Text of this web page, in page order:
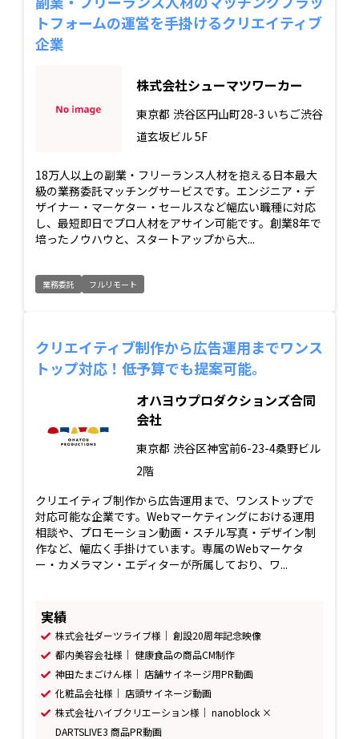
トフォームの運営を手掛けるクリエイティブ
企業
株式会社シューマツワーカー
東京都 渋谷区円山町28-3 いちご渋谷
道玄坂ビル 5F
18万人以上の副業・フリーランス人材を抱える日本最大
級の業務委託マッチングサービスです。エンジニア・デ
ザイナー・マーケター・セールスなど幅広い職種に対応
し、最短即日でプロ人材をアサイン可能です。創業8年で
培ったノウハウと、スタートアップから大...
業務委託 フルリモート
クリエイティブ制作から広告運用までワンス
トップ対応！低予算でも提案可能。
オハヨウプロダクションズ合同
会社
東京都 渋谷区神宮前6-23-4桑野ビル
2階
クリエイティブ制作から広告運用まで、ワンストップで
対応可能な企業です。Webマーケティングにおける運用
相談や、プロモーション動画・スチル写真・デザイン制
作など、幅広く手掛けています。専属のWebマーケタ
ー・カメラマン・エディターが所属しており、ワ...
実績
株式会社ダーツライブ様｜ 創設20周年記念映像
都内美容会社様｜ 健康食品の商品CM制作
神田たまごけん様｜ 店舗サイネージ用PR動画
化粧品会社様｜ 店頭サイネージ動画
株式会社ハイブクリエーション様｜ nanoblock ×
DARTSLIVE3 商品PR動画